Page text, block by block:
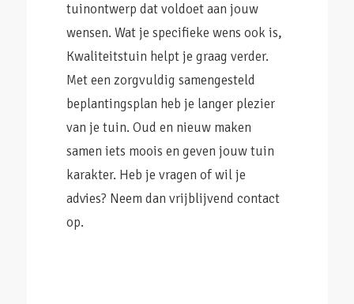
tuinontwerp dat voldoet aan jouw
wensen. Wat je specifieke wens ook is,
Kwaliteitstuin helpt je graag verder.
Met een zorgvuldig samengesteld
beplantingsplan heb je langer plezier
van je tuin. Oud en nieuw maken
samen iets moois en geven jouw tuin
karakter. Heb je vragen of wil je
advies? Neem dan vrijblijvend contact
op.